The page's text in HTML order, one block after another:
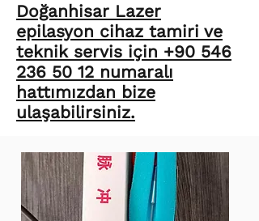
Doğanhisar Lazer
epilasyon cihaz tamiri ve
teknik servis için +90 546
236 50 12 numaralı
hattımızdan bize
ulaşabilirsiniz.